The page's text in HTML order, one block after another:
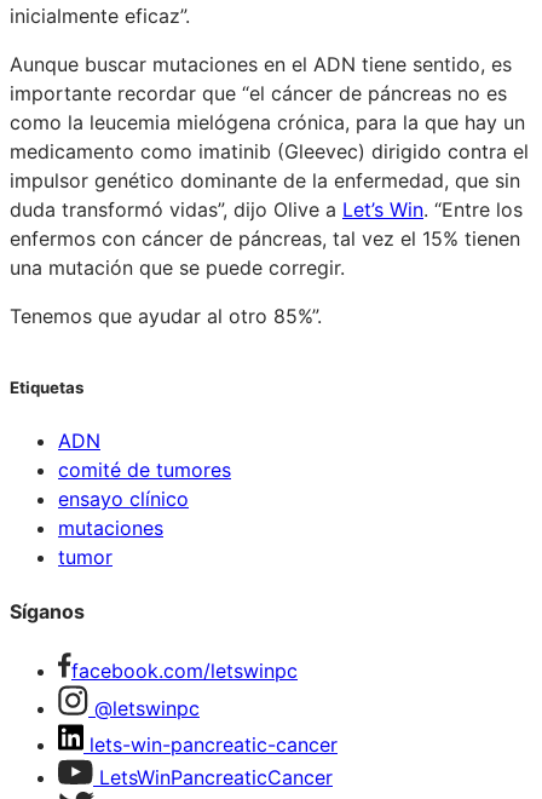
inicialmente eficaz”.
Aunque buscar mutaciones en el ADN tiene sentido, es
importante recordar que “el cáncer de páncreas no es
como la leucemia mielógena crónica, para la que hay un
medicamento como imatinib (Gleevec) dirigido contra el
impulsor genético dominante de la enfermedad, que sin
duda transformó vidas”, dijo Olive a Let’s Win. “Entre los
enfermos con cáncer de páncreas, tal vez el 15% tienen
una mutación que se puede corregir.
Tenemos que ayudar al otro 85%”.
Etiquetas
ADN
comité de tumores
ensayo clínico
mutaciones
tumor
Síganos
facebook.com/letswinpc
@letswinpc
lets-win-pancreatic-cancer
LetsWinPancreaticCancer